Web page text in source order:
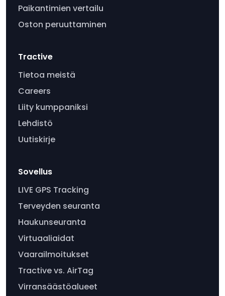
Paikantimien vertailu
Oston peruuttaminen
Tractive
Tietoa meistä
Careers
Liity kumppaniksi
Lehdistö
Uutiskirje
Sovellus
LIVE GPS Tracking
Terveyden seuranta
Haukunseuranta
Virtuaaliaidat
Vaarailmoitukset
Tractive vs. AirTag
Virransäästöalueet